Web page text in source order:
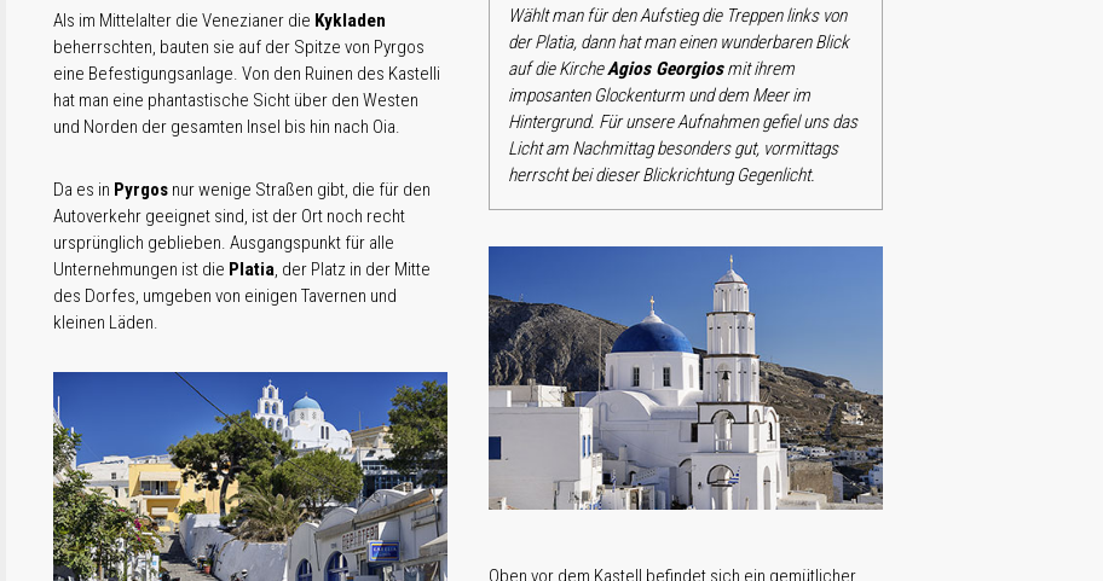
Als im Mittelalter die Venezianer die Kykladen
beherrschten, bauten sie auf der Spitze von Pyrgos
eine Befestigungsanlage. Von den Ruinen des Kastelli
hat man eine phantastische Sicht über den Westen
und Norden der gesamten Insel bis hin nach Oia.
Da es in Pyrgos nur wenige Straßen gibt, die für den
Autoverkehr geeignet sind, ist der Ort noch recht
ursprünglich geblieben. Ausgangspunkt für alle
Unternehmungen ist die Platia, der Platz in der Mitte
des Dorfes, umgeben von einigen Tavernen und
kleinen Läden.
Wählt man für den Aufstieg die Treppen links von
der Platia, dann hat man einen wunderbaren Blick
auf die KircheAgios Georgiosmit ihrem
imposanten Glockenturm und dem Meer im
Hintergrund. Für unsere Aufnahmen gefiel uns das
Licht am Nachmittag besonders gut, vormittags
herrscht bei dieser Blickrichtung Gegenlicht.
Oben vor dem Kastell befindet sich ein gemütlicher